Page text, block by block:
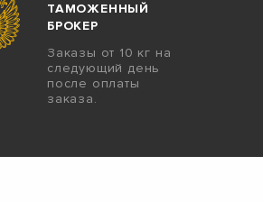
ТАМОЖЕННЫЙ
БРОКЕР
Заказы от 10 кг на
следующий день
после оплаты
заказа.